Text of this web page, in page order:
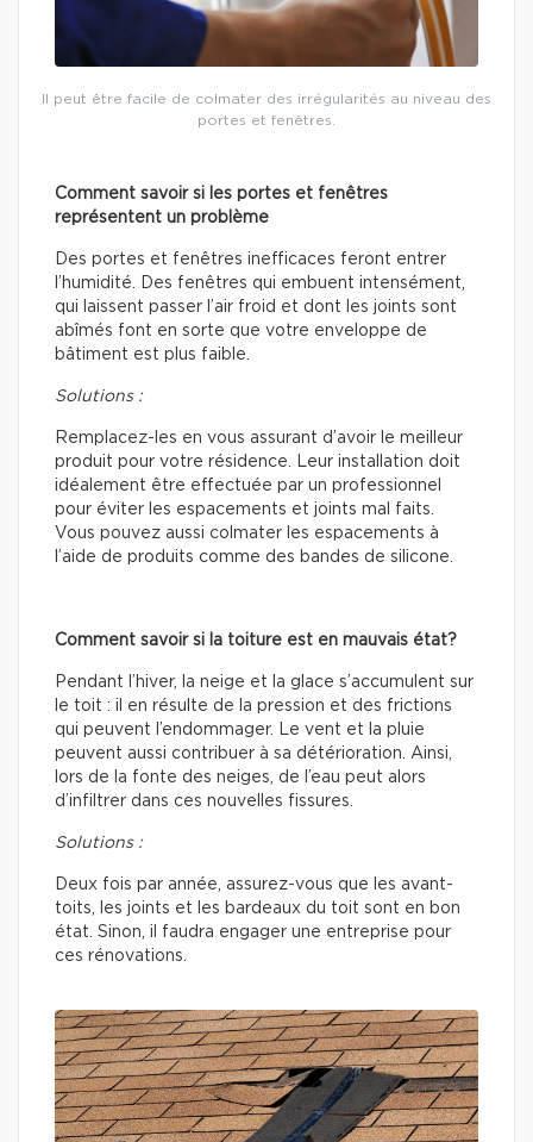
Il peut être facile de colmater des irrégularités au niveau des
portes et fenêtres.
Comment savoir si les portes et fenêtres
représentent un problème
Des portes et fenêtres inefficaces feront entrer
l’humidité. Des fenêtres qui embuent intensément,
qui laissent passer l’air froid et dont les joints sont
abîmés font en sorte que votre enveloppe de
bâtiment est plus faible.
Solutions :
Remplacez-les en vous assurant d’avoir le meilleur
produit pour votre résidence. Leur installation doit
idéalement être effectuée par un professionnel
pour éviter les espacements et joints mal faits.
Vous pouvez aussi colmater les espacements à
l’aide de produits comme des bandes de silicone.
Comment savoir si la toiture est en mauvais état?
Pendant l’hiver, la neige et la glace s’accumulent sur
le toit : il en résulte de la pression et des frictions
qui peuvent l’endommager. Le vent et la pluie
peuvent aussi contribuer à sa détérioration. Ainsi,
lors de la fonte des neiges, de l’eau peut alors
d’infiltrer dans ces nouvelles fissures.
Solutions :
Deux fois par année, assurez-vous que les avant-
toits, les joints et les bardeaux du toit sont en bon
état. Sinon, il faudra engager une entreprise pour
ces rénovations.